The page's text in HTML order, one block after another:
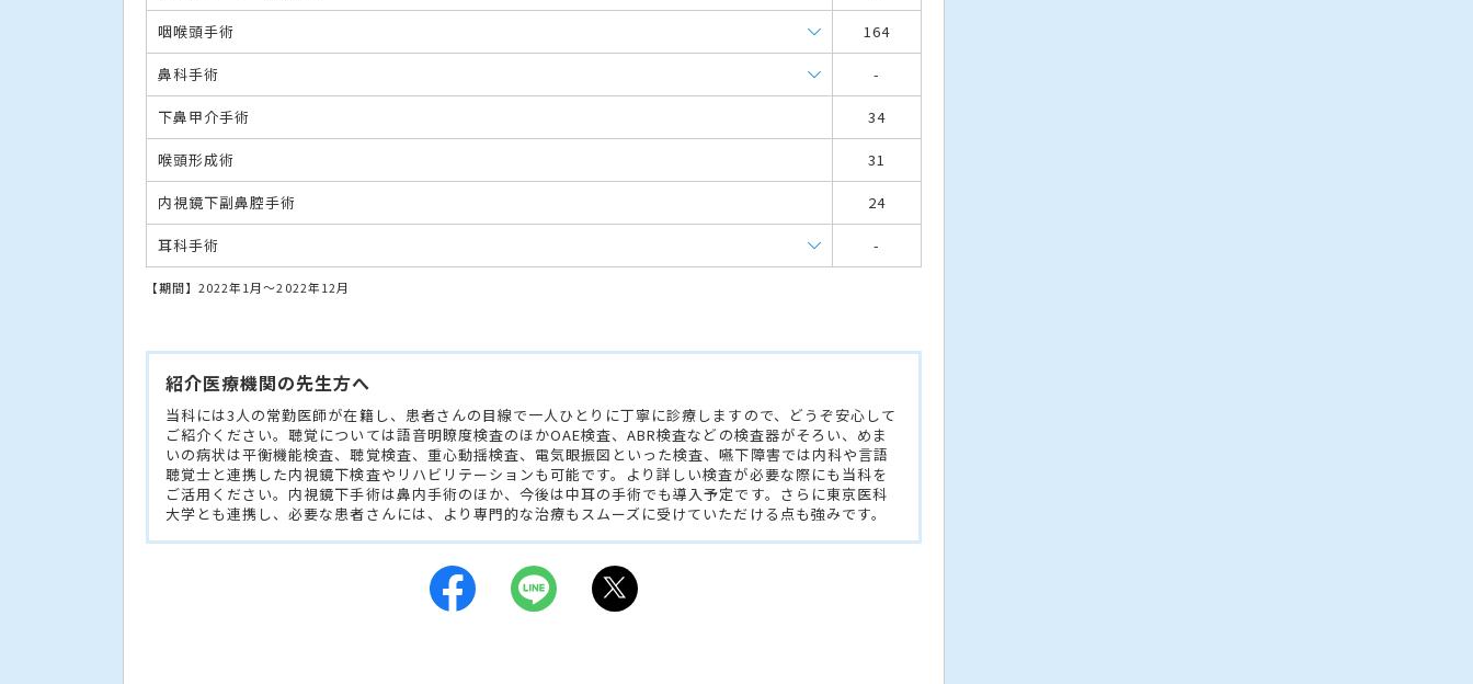
咽喉頭手術 164
鼻科手術 -
下鼻甲介手術 34
喉頭形成術 31
内視鏡下副鼻腔手術 24
耳科手術 -
【期間】2022年1月～2022年12月
紹介医療機関の先生方へ
当科には3人の常勤医師が在籍し、患者さんの目線で一人ひとりに丁寧に診療しますので、どうぞ安心して
ご紹介ください。聴覚については語音明瞭度検査のほかOAE検査、ABR検査などの検査器がそろい、めま
いの病状は平衡機能検査、聴覚検査、重心動揺検査、電気眼振図といった検査、嚥下障害では内科や言語
聴覚士と連携した内視鏡下検査やリハビリテーションも可能です。より詳しい検査が必要な際にも当科を
ご活用ください。内視鏡下手術は鼻内手術のほか、今後は中耳の手術でも導入予定です。さらに東京医科
大学とも連携し、必要な患者さんには、より専門的な治療もスムーズに受けていただける点も強みです。